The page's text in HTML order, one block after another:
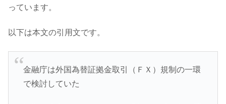
っています。
以下は本文の引用文です。
金融庁は外国為替証拠金取引（ＦＸ）規制の一環
で検討していた